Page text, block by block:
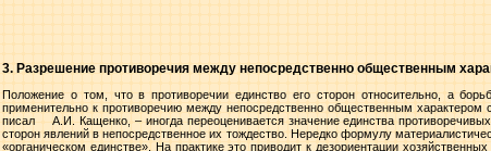
3. Разрешение противоречия между непосредственно общественным
Положение о том, что в противоречии единство его сторон относительно, а
применительно к противоречию между непосредственно общественным характером
писал
А.И. Кащенко, – иногда переоценивается значение единства
сторон явлений в непосредственное их тождество. Нередко формулу
«органическом единстве». На практике это приводит к дезориентации